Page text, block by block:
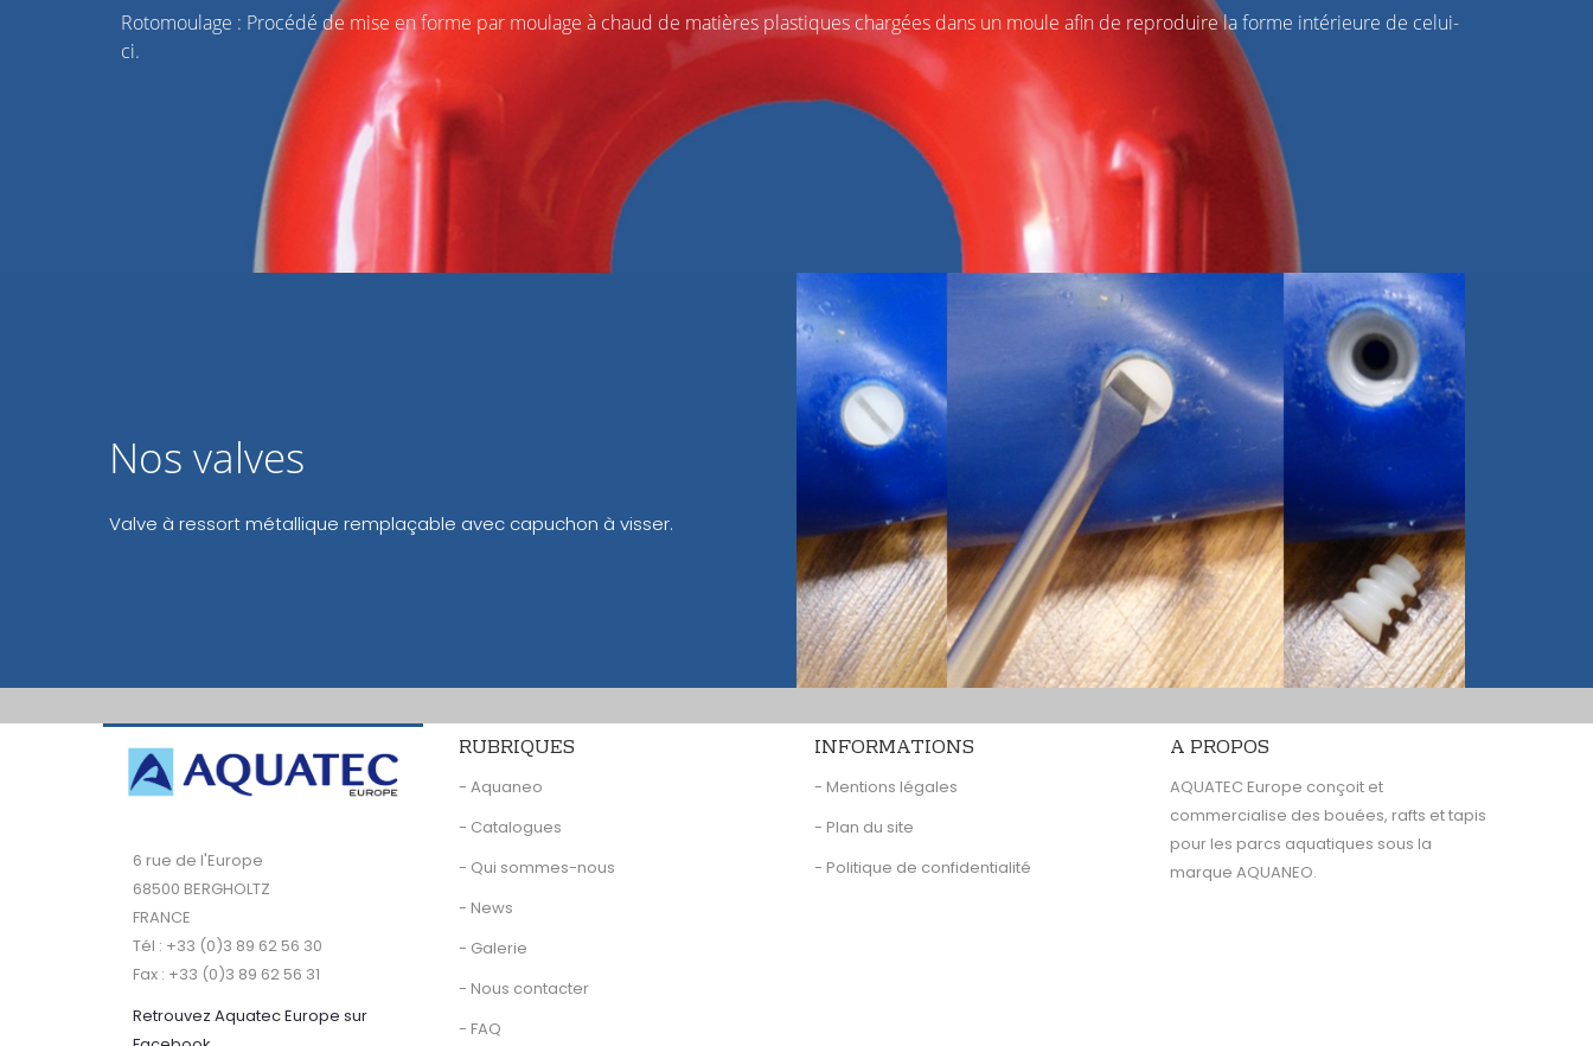
Rotomoulage : Procédé de mise en forme par moulage à chaud de matières plastiques chargées dans un moule afin de reproduire la forme intérieure de celui-
ci.
Nos valves
Valve à ressort métallique remplaçable avec capuchon à visser.
6 rue de l'Europe
68500 BERGHOLTZ
FRANCE
Tél : +33 (0)3 89 62 56 30
Fax : +33 (0)3 89 62 56 31
Retrouvez Aquatec Europe sur
RUBRIQUES
- Aquaneo
- Catalogues
- Qui sommes-nous
- News
- Galerie
- Nous contacter
- FAQ
INFORMATIONS
- Mentions légales
- Plan du site
- Politique de confidentialité
A PROPOS
AQUATEC Europe conçoit et
commercialise des bouées, rafts et tapis
pour les parcs aquatiques sous la
marque AQUANEO.